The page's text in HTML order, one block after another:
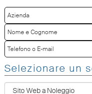
Selezionare un